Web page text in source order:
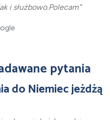
i służbowo.Polecam”
pytania
do Niemiec jeżdżą